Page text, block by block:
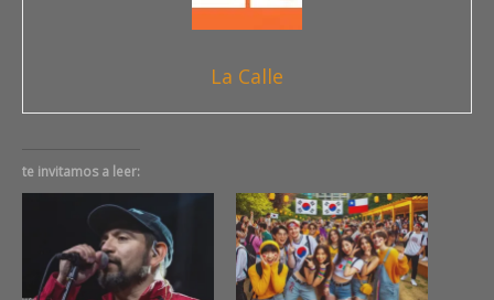
La Calle
te invitamos a leer: